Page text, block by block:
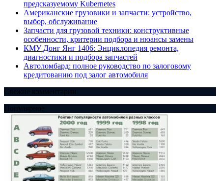
предсказуемому Kubernetes
Американские грузовики и запчасти: устройство,
выбор, обслуживание
Запчасти для грузовой техники: конструктивные
особенности, критерии подбора и нюансы замены
КМУ Донг Янг 1406: Энциклопедия ремонта,
диагностики и подбора запчастей
Автоломбард: полное руководство по залоговому
кредитованию под залог автомобиля
Свежие комментарии
Популярное